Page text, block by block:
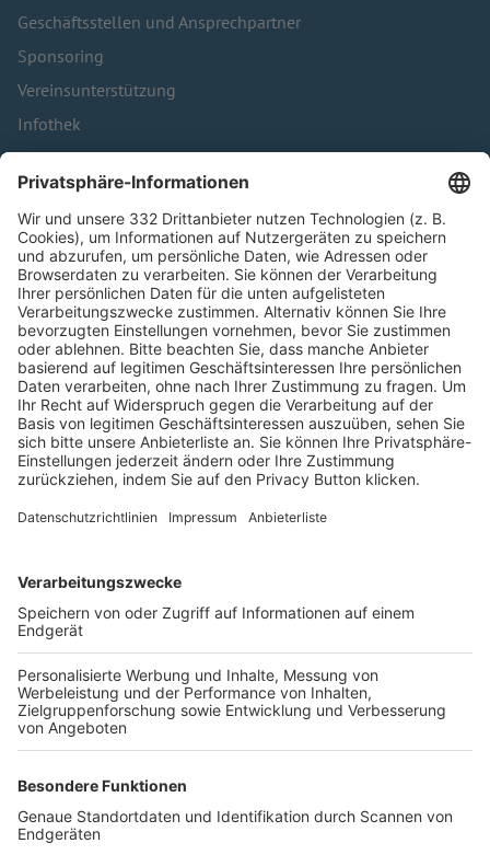
Geschäftsstellen und Ansprechpartner
Sponsoring
Vereinsunterstützung
Infothek
Kontakt
HÄUFIG BESUCHTE SEITEN
Pässe und Vereinswechsel
Trainerausbildung
Schulungsangebot Vereinsmitarbeiter
BFV-Geschäftsstellen
Trainerbörse
Login SpielPlus
FOLGE DEM BFV
TOP-VEREINE
TOP-PARTNER